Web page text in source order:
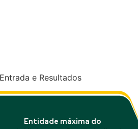
e Resultados
Entidade máxima do